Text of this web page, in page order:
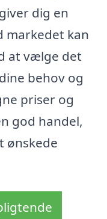
dig en
markedet kan
at vælge det
behov og
priser og
god handel,
ønskede